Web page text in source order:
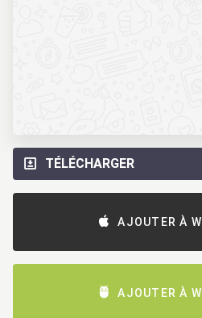
TÉLÉCHARGER
AJOUTER À
AJOUTER À